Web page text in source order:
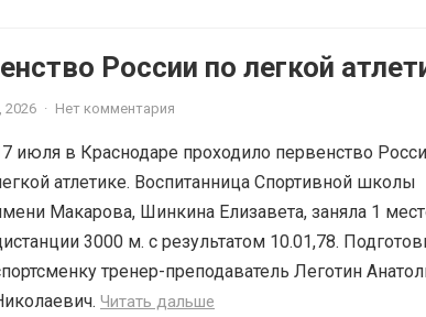
России по легкой
2026 · Нет комментария
июля в Краснодаре проходило первенство
атлетике. Воспитанница Спортивной школы
Макарова, Шинкина Елизавета, заняла 1
3000 м. с результатом 10.01,78.
тренер-преподаватель Леготин
Читать дальше